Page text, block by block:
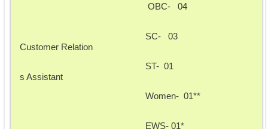
Customer Relation
s Assistant
OBC-   04
SC-   03
ST-  01
Women-  01**
EWS- 01*